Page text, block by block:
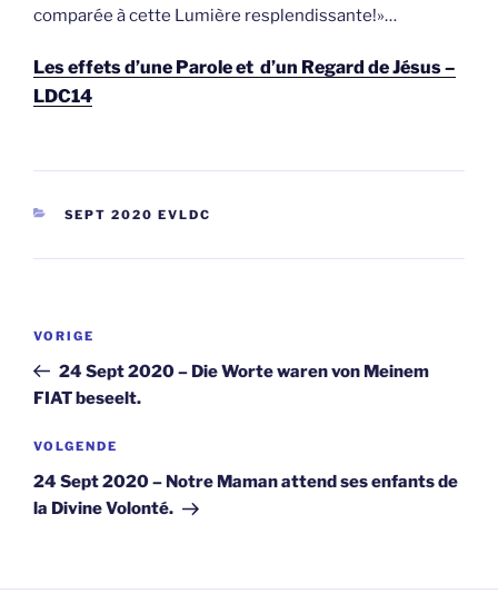
comparée à cette Lumière resplendissante!»…
Les effets d’une Parole et d’un Regard de Jésus –
LDC14
CATEGORIEËN
SEPT 2020 EVLDC
Vorig
bericht
VORIGE
24 Sept 2020 – Die Worte waren von Meinem
FIAT beseelt.
Volgend
bericht
VOLGENDE
24 Sept 2020 – Notre Maman attend ses enfants de
la Divine Volonté.